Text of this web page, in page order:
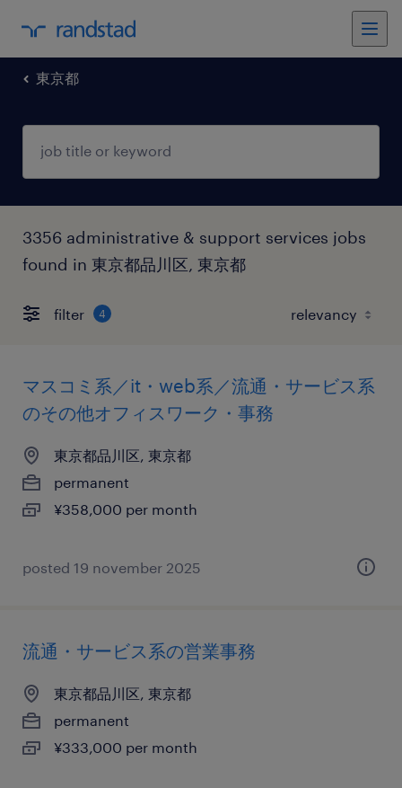
東京都
3356 administrative & support services jobs
found in 東京都品川区, 東京都
filter 4
マスコミ系／it・web系／流通・サービス系
のその他オフィスワーク・事務
東京都品川区, 東京都
permanent
¥358,000 per month
posted 19 november 2025
流通・サービス系の営業事務
東京都品川区, 東京都
permanent
¥333,000 per month